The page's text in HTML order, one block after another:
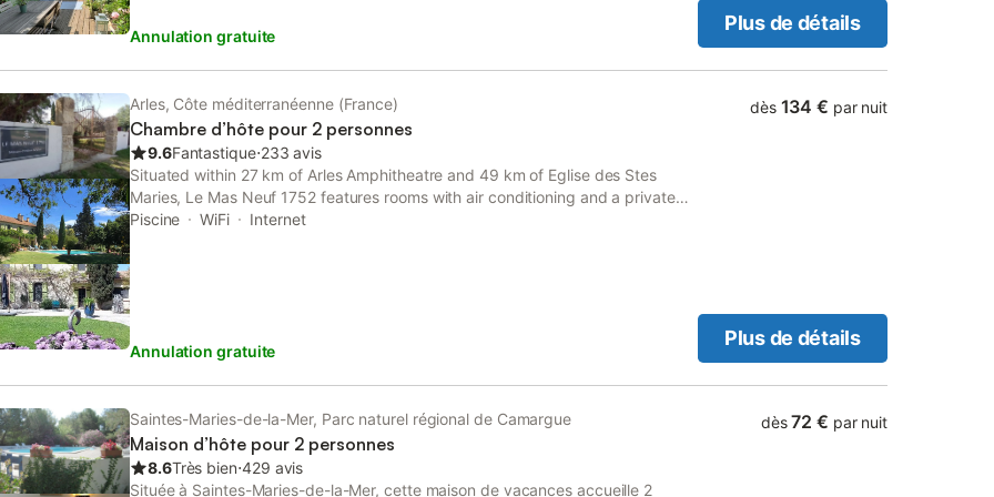
Annulation gratuite
Plus de détails
Arles, Côte méditerranéenne (France)
Chambre d’hôte pour 2 personnes
9.6Fantastique⋅233 avis
Situated within 27 km of Arles Amphitheatre and 49 km of Eglise des Stes
Maries, Le Mas Neuf 1752 features rooms with air conditioning and a private
bathroom in Arles. This bed and breakfast has a pool with a view, a garden and
Piscine WiFi Internet
Annulation gratuite
dès 134 € par nuit
Plus de détails
Saintes-Maries-de-la-Mer, Parc naturel régional de Camargue
Maison d’hôte pour 2 personnes
8.6Très bien⋅429 avis
Située à Saintes-Maries-de-la-Mer, cette maison de vacances accueille 2
dès 72 € par nuit